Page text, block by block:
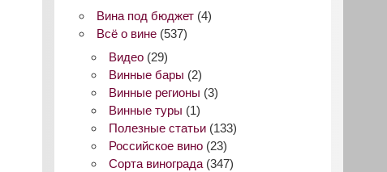
Вина под бюджет (4)
Всё о вине (537)
Видео (29)
Винные бары (2)
Винные регионы (3)
Винные туры (1)
Полезные статьи (133)
Российское вино (23)
Сорта винограда (347)